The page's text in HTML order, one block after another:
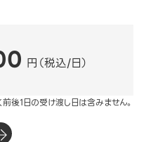
円（税込/日）
後1日の受け渡し日は含みません。